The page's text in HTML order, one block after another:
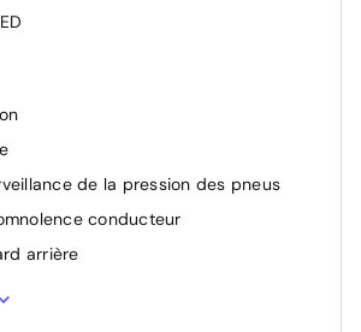
de la pression des pneus
conducteur
arrière